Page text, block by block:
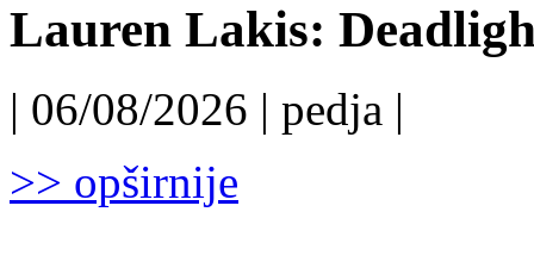
Lauren Lakis:
| 06/08/2026 | pedja |
>> opširnije